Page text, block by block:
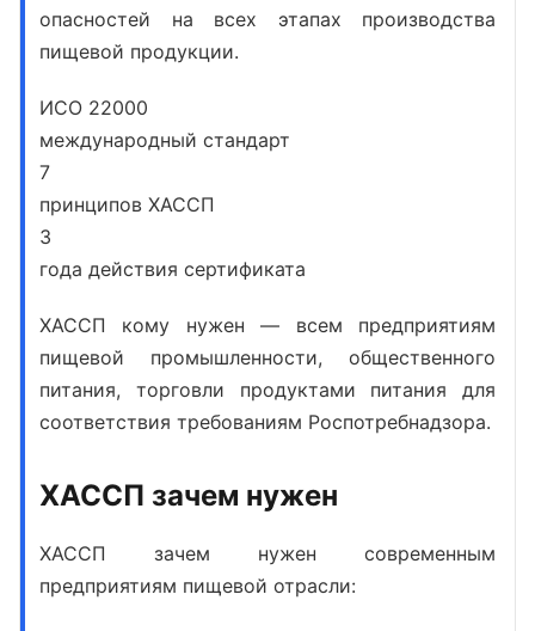
опасностей на всех этапах производства
пищевой продукции.
ИСО 22000
международный стандарт
7
принципов ХАССП
3
года действия сертификата
ХАССП кому нужен — всем предприятиям
пищевой промышленности, общественного
питания, торговли продуктами питания для
соответствия требованиям Роспотребнадзора.
ХАССП зачем нужен
ХАССП зачем нужен современным
предприятиям пищевой отрасли: